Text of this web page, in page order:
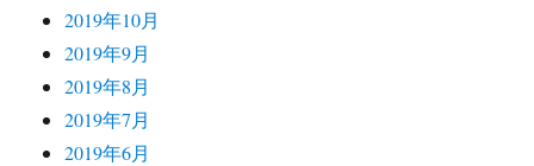
2019年10月
2019年9月
2019年8月
2019年7月
2019年6月